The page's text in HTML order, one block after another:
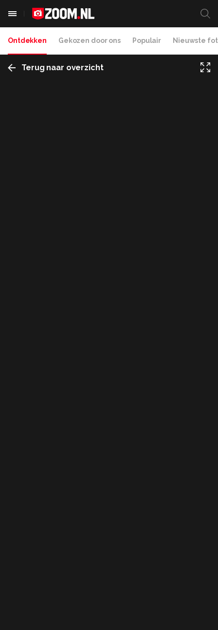
Ontdekken Gekozen door ons Populair Nieuwste
Terug naar overzicht